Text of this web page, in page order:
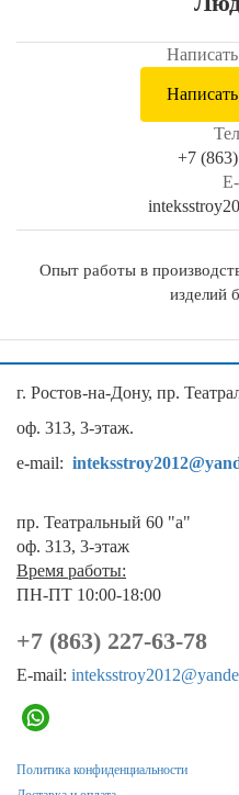
+7
Опыт работы в
изделий
г. Ростов-на-Дону, пр.
оф. 313, 3-этаж.
e-mail:
пр. Театральный 60 "а"
оф. 313, 3-этаж
Время работы:
ПН-ПТ 10:00-18:00
+7 (863) 227-63-78
E-mail:
Политика конфиденциальности